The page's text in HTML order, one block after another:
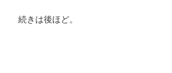
続きは後ほど。